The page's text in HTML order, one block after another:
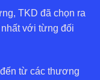
TKD đã chọn ra
với từng đối
từ các thương